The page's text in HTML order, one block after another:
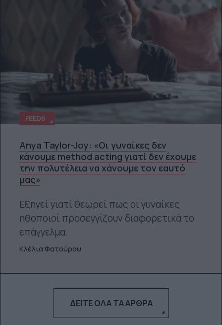
FEEDS
Anya Taylor-Joy: «Οι γυναίκες δεν
κάνουμε method acting γιατί δεν έχουμε
την πολυτέλεια να χάνουμε τον εαυτό
μας»
Εξηγεί γιατί θεωρεί πως οι γυναίκες
ηθοποιοί προσεγγίζουν διαφορετικά το
επάγγελμα.
Κλέλια Φατούρου
ΔΕΊΤΕ ΌΛΑ ΤΑ ΆΡΘΡΑ